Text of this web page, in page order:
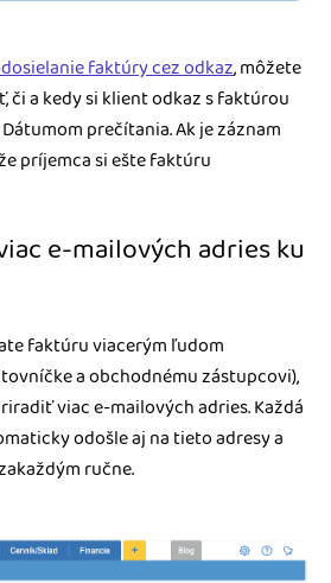
faktúry cez odkaz, môžete
či a kedy si klient odkaz s faktúrou
prečítania. Ak je záznam
príjemca si ešte faktúru
e-mailových adries ku
faktúru viacerým ľudom
a obchodnému zástupcovi),
viac e-mailových adries. Každá
odošle aj na tieto adresy a
ručne.